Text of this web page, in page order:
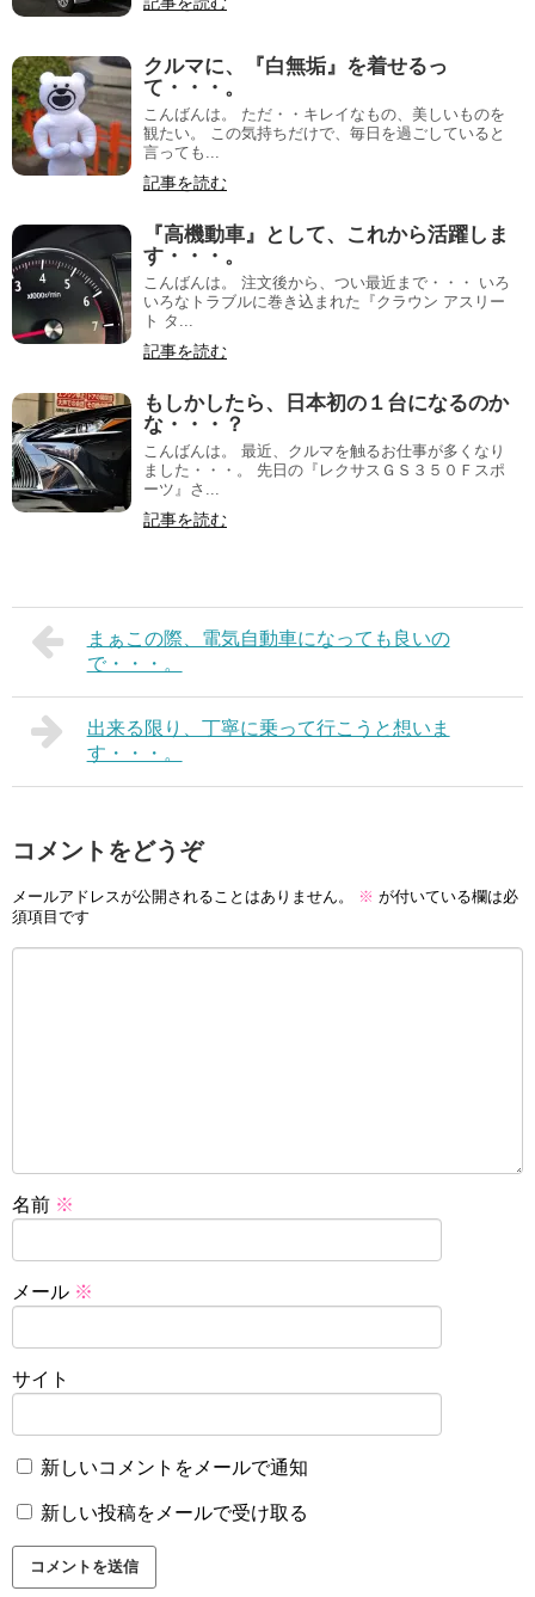
クルマに、『白無垢』を着せるっ
て・・・。
こんばんは。 ただ・・キレイなもの、美しいものを
観たい。 この気持ちだけで、毎日を過ごしていると
言っても...
記事を読む
『高機動車』として、これから活躍しま
す・・・。
こんばんは。 注文後から、つい最近まで・・・ いろ
いろなトラブルに巻き込まれた『クラウン アスリー
ト タ...
記事を読む
もしかしたら、日本初の１台になるのか
な・・・？
こんばんは。 最近、クルマを触るお仕事が多くなり
ました・・・。 先日の『レクサスＧＳ３５０Ｆスポ
ーツ』さ...
記事を読む
まぁこの際、電気自動車になっても良いの
で・・・。
出来る限り、丁寧に乗って行こうと想いま
す・・・。
コメントをどうぞ
メールアドレスが公開されることはありません。 ※ が付いている欄は必
須項目です
名前 ※
メール ※
サイト
新しいコメントをメールで通知
新しい投稿をメールで受け取る